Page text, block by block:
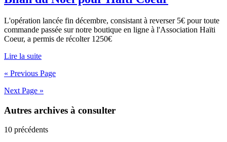
L'opération lancée fin décembre, consistant à reverser 5€ pour toute
commande passée sur notre boutique en ligne à l'Association Haïti
Coeur, a permis de récolter 1250€
Lire la suite
« Previous Page
Next Page »
Autres archives à consulter
10 précédents